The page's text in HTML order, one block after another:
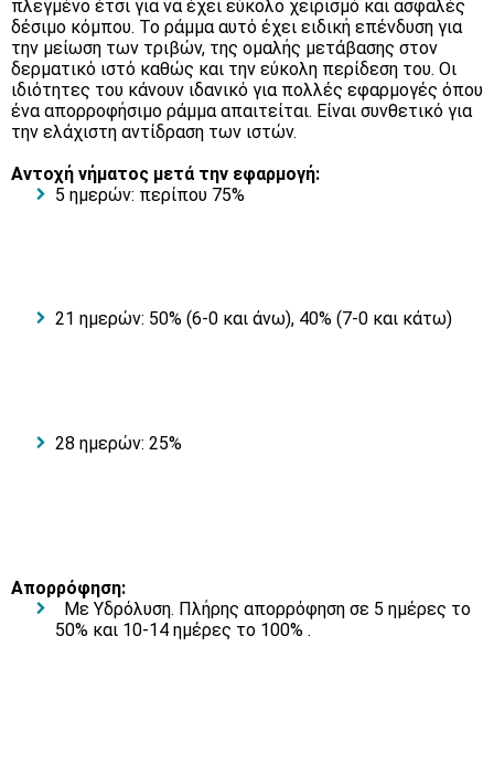
πλεγμένο έτσι για να έχει εύκολο χειρισμό και ασφαλές
δέσιμο κόμπου. Το ράμμα αυτό έχει ειδική επένδυση για
την μείωση των τριβών, της ομαλής μετάβασης στον
δερματικό ιστό καθώς και την εύκολη περίδεση του. Οι
ιδιότητες του κάνουν ιδανικό για πολλές εφαρμογές όπου
ένα απορροφήσιμο ράμμα απαιτείται. Είναι συνθετικό για
την ελάχιστη αντίδραση των ιστών.
Αντοχή νήματος μετά την εφαρμογή:
5 ημερών: περίπου 75%
21 ημερών: 50% (6-0 και άνω), 40% (7-0 και κάτω)
28 ημερών: 25%
Απορρόφηση:
Με Υδρόλυση. Πλήρης απορρόφηση σε 5 ημέρες το
50% και 10-14 ημέρες το 100% .